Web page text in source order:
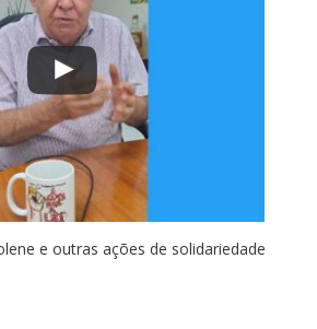
e outras ações de solidariedade